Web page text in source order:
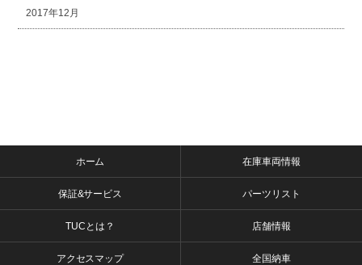
2017年12月
ホーム 在庫車両情報
保証&サービス パーツリスト
TUCとは？ 店舗情報
アクセスマップ 全国納車